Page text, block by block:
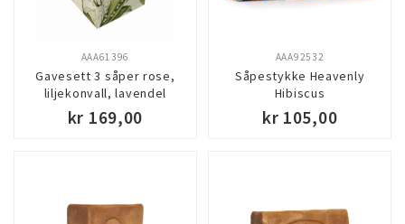
Gavesett 3 såper rose,
liljekonvall, lavendel
AAA61396
kr 169,00
Såpestykke Heavenly
Hibiscus
AAA92532
kr 105,00